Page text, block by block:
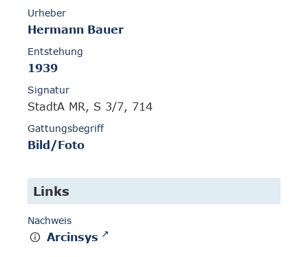
Urheber
Hermann Bauer
Entstehung
1939
Signatur
StadtA MR, S 3/7, 714
Gattungsbegriff
Bild/Foto
Links
Nachweis
Arcinsys